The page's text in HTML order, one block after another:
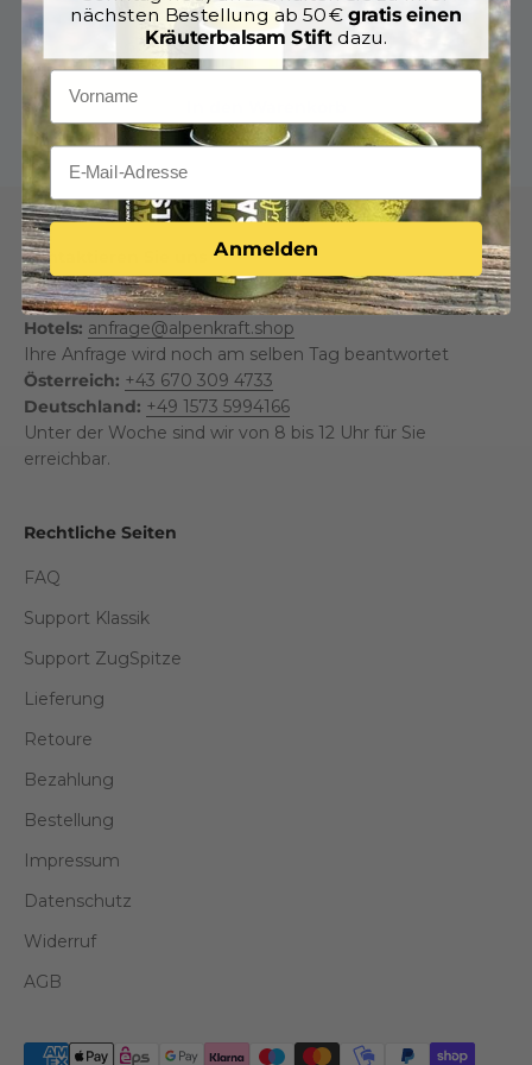
Kontaktieren Sie uns
Endkunden:support@alpenkraft.shop
Hotels: anfrage@alpenkraft.shop
Ihre Anfrage wird noch am selben Tag beantwortet
Österreich: +43 670 309 4733
Deutschland: +49 1573 5994166
Unter der Woche sind wir von 8 bis 12 Uhr für Sie
erreichbar.
Rechtliche Seiten
FAQ
Support Klassik
Support ZugSpitze
Lieferung
Retoure
Bezahlung
Bestellung
Impressum
Datenschutz
Widerruf
AGB
nächsten Bestellung ab 50 €gratis einen
Kräuterbalsam Stift dazu.
Anmelden